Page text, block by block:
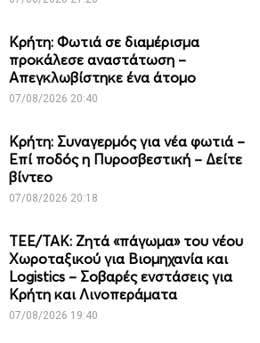
Κρήτη: Φωτιά σε διαμέρισμα
προκάλεσε αναστάτωση –
Απεγκλωβίστηκε ένα άτομο
07/08/2026 20:40
Κρήτη: Συναγερμός για νέα φωτιά –
Επί ποδός η Πυροσβεστική – Δείτε
βίντεο
07/08/2026 20:18
ΤΕΕ/ΤΑΚ: Ζητά «πάγωμα» του νέου
Χωροταξικού για Βιομηχανία και
Logistics – Σοβαρές ενστάσεις για
Κρήτη και Λινοπεράματα
07/08/2026 19:40